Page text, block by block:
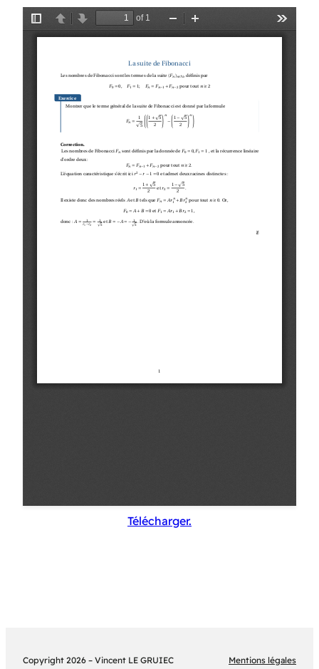
Télécharger.
Copyright 2026 – Vincent LE GRUIEC Mentions légales